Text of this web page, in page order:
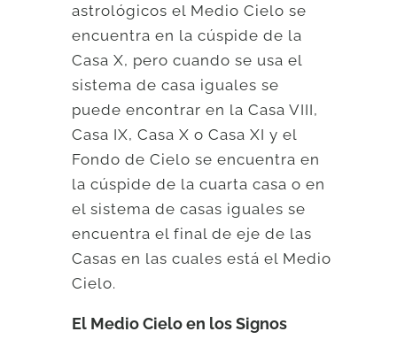
astrológicos el Medio Cielo se
encuentra en la cúspide de la
Casa X, pero cuando se usa el
sistema de casa iguales se
puede encontrar en la Casa VIII,
Casa IX, Casa X o Casa XI y el
Fondo de Cielo se encuentra en
la cúspide de la cuarta casa o en
el sistema de casas iguales se
encuentra el final de eje de las
Casas en las cuales está el Medio
Cielo.
El Medio Cielo en los Signos